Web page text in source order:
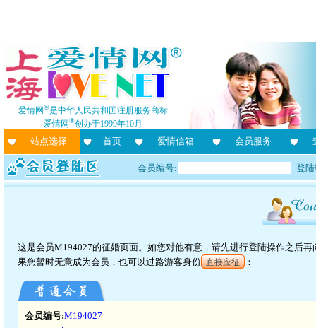
爱情网®是中华人民共和国注册服务商标
爱情网®创办于1999年10月
站点选择 首页 爱情信箱 会员服务
会员编号: 登
这是会员M194027的征婚页面。如您对他有意，请先进行登陆操作之后
果您暂时无意成为会员，也可以过路游客身份 直接应征 ：
会员编号:M194027